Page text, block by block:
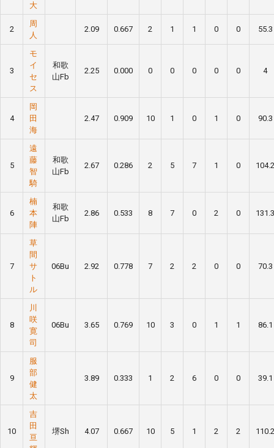
大
2
周
人
2.09 0.667 2 1 1 0 0 55.3
3
モ
イ
セ
ス
和歌
山Fb
2.25 0.000 0 0 0 0 0 4
4
岡
田
海
2.47 0.909 10 1 0 1 0 90.3
5
遠
藤
智
騎
和歌
山Fb
2.67 0.286 2 5 7 1 0 104.2
6
楠
本
陣
和歌
山Fb
2.86 0.533 8 7 0 2 0 131.3
7
草
間
サ
ト
ル
06Bu 2.92 0.778 7 2 2 0 0 70.3
8
川
咲
寛
司
06Bu 3.65 0.769 10 3 0 1 1 86.1
9
服
部
健
太
3.89 0.333 1 2 6 0 0 39.1
10
吉
田
亘
堺Sh 4.07 0.667 10 5 1 2 2 110.2